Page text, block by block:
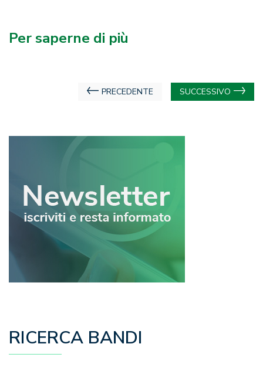
Per saperne di più
Navigazione
PRECEDENTE SUCCESSIVO
RICERCA BANDI